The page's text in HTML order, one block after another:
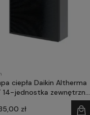
ciepła Daikin Altherma
14-jednostka zewnętrzna,
zł